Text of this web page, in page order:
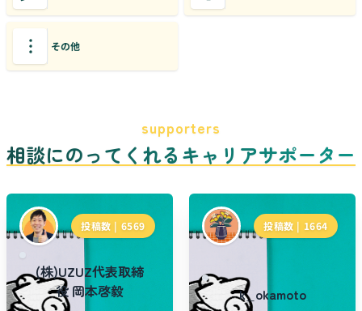
その他
supporters
相談にのってくれるキャリアサポーター
投稿数 | 6569
(株)UZUZ代表取締
役 岡本啓毅
投稿数 | 1664
k_okamoto